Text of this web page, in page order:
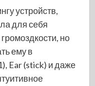
устройств,
для себя
но
ему в
Ear (stick) и даже